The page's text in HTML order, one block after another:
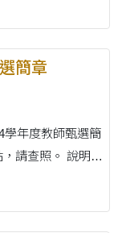
簡章
照。 說明：
校字第